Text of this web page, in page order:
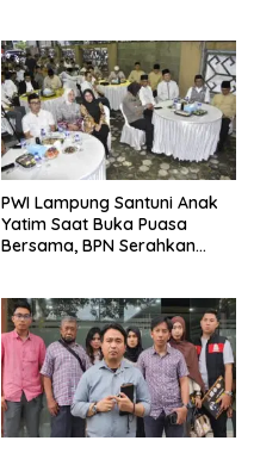
PWI Lampung Santuni Anak
Yatim Saat Buka Puasa
Bersama, BPN Serahkan